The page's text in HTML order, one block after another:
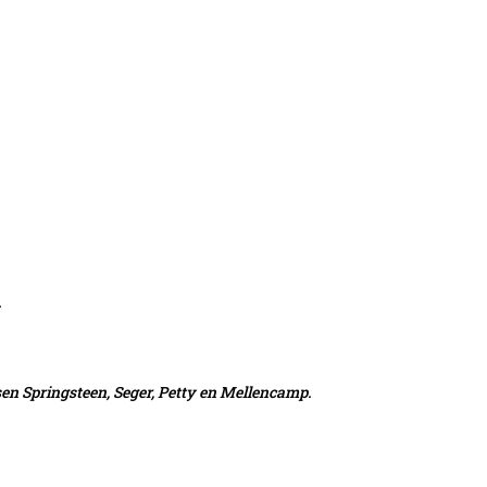
Springsteen, Seger, Petty en Mellencamp.